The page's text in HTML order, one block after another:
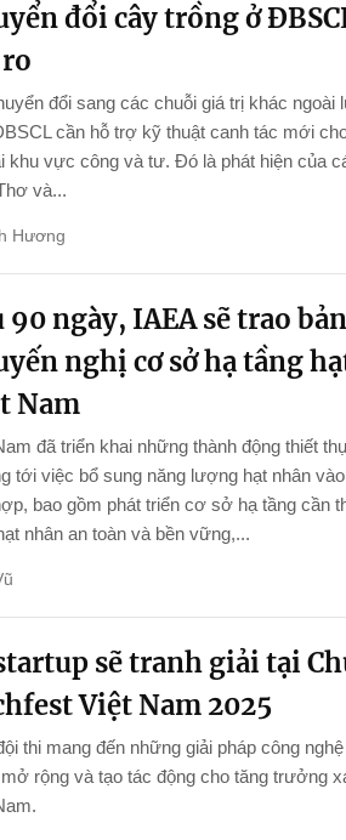
đổi cây trồng ở
đổi sang các chuỗi giá trị khác ngoài
cần hỗ trợ kỹ thuật canh tác mới
khu vực công và tư. Đó là phát hiện của
và...
Hương
90 ngày, IAEA sẽ trao
nghị cơ sở hạ tầng
Nam
đã triển khai những thành động thiết
tới việc bổ sung năng lượng hạt nhân
bao gồm phát triển cơ sở hạ tầng cần
nhân an toàn và bền vững,...
sẽ tranh giải tại
Việt Nam 2025
thi mang đến những giải pháp công
rộng và tạo tác động cho tăng trưởng